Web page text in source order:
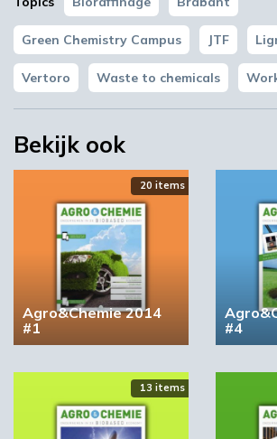
Plan je route
Green Chemistry Campus JTF
Vertoro Waste to chemicals
Bekijk ook
20 items
Agro&Chemie 2014
#1
#4
13 items